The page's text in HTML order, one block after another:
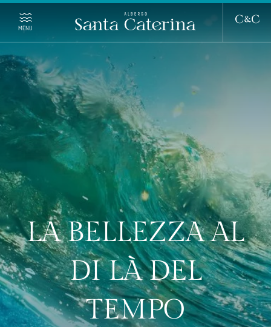
MENU
ALBERGO SANTA CATERINA
SOGGIORNO
GASTRONOMIA
PALINURO TRA TERRA E MARE
LA BELLEZZA AL
DI LÀ DEL
TEMPO